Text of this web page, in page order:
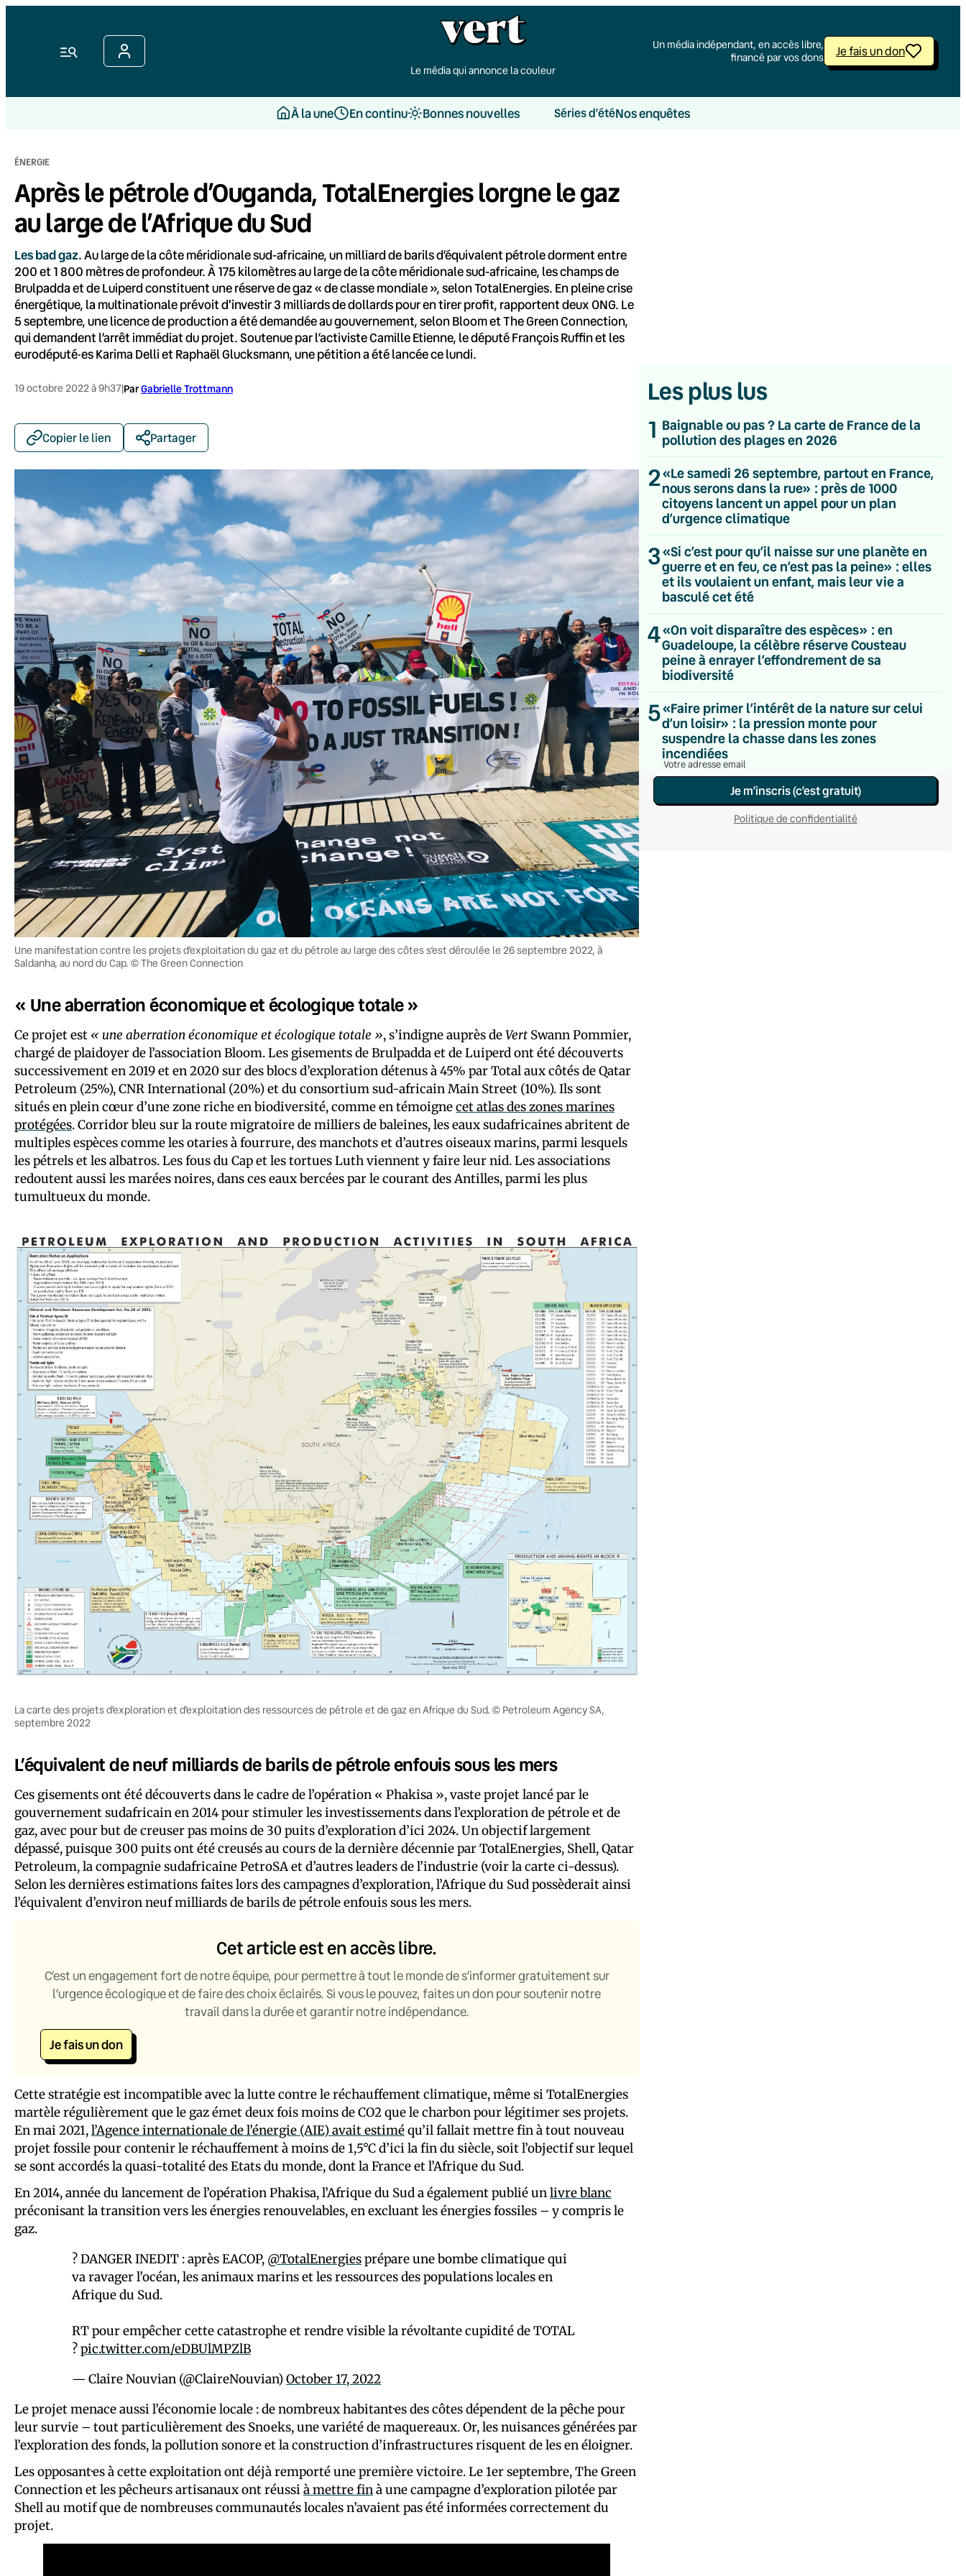
Menu
Le média qui annonce la couleur
Un média indépendant, en accès libre,
financé par vos dons
Je fais un don
À la une En continu Bonnes nouvelles Séries d’étéNos enquêtes
ÉNERGIE
Après le pétrole d’Ouganda, TotalEnergies lorgne le gaz
au large de l’Afrique du Sud
Les bad gaz.Au large de la côte méridionale sud-africaine, un milliard de barils d’équivalent pétrole dorment entre
200 et 1 800 mètres de profondeur. À 175 kilomètres au large de la côte méridionale sud-africaine, les champs de
Brulpadda et de Luiperd constituent une réserve de gaz « de classe mondiale », selon TotalEnergies. En pleine crise
énergétique, la multinationale prévoit d'investir 3 milliards de dollards pour en tirer profit, rapportent deux ONG. Le
5 septembre, une licence de production a été demandée au gouvernement, selon Bloom et The Green Connection,
qui demandent l’arrêt immédiat du projet. Soutenue par l’activiste Camille Etienne, le député François Ruffin et les
eurodéputé·es Karima Delli et Raphaël Glucksmann, une pétition a été lancée ce lundi.
19 octobre 2022 à 9h37|ParGabrielle Trottmann
Copier le lien Partager
Une manifestation contre les projets d’exploitation du gaz et du pétrole au large des côtes s’est déroulée le 26 septembre 2022, à
Saldanha, au nord du Cap. © The Green Connection
« Une aberration économique et écologique totale »
Ce projet est « une aberration économique et écologique totale », s’indigne auprès deVert Swann Pommier,
chargé de plaidoyer de l’association Bloom. Les gisements de Brulpadda et de Luiperd ont été découverts
successivement en 2019 et en 2020 sur des blocs d’exploration détenus à 45% par Total aux côtés de Qatar
Petroleum (25%), CNR International (20%) et du consortium sud-africain Main Street (10%). Ils sont
situés en plein cœur d’une zone riche en biodiversité, comme en témoignecet atlas des zones marines
protégées. Corridor bleu sur la route migratoire de milliers de baleines, les eaux sudafricaines abritent de
multiples espèces comme les otaries à fourrure, des manchots et d’autres oiseaux marins, parmi lesquels
les pétrels et les albatros. Les fous du Cap et les tortues Luth viennent y faire leur nid. Les associations
redoutent aussi les marées noires, dans ces eaux bercées par le courant des Antilles, parmi les plus
tumultueux du monde.
La carte des projets d’exploration et d’exploitation des ressources de pétrole et de gaz en Afrique du Sud. © Petroleum Agency SA,
septembre 2022
L’équivalent de neuf milliards de barils de pétrole enfouis sous les mers
Ces gisements ont été découverts dans le cadre de l’opération « Phakisa », vaste projet lancé par le
gouvernement sudafricain en 2014 pour stimuler les investissements dans l’exploration de pétrole et de
gaz, avec pour but de creuser pas moins de 30 puits d’exploration d’ici 2024. Un objectif largement
dépassé, puisque 300 puits ont été creusés au cours de la dernière décennie par TotalEnergies, Shell, Qatar
Petroleum, la compagnie sudafricaine PetroSA et d’autres leaders de l’industrie (voir la carte ci-dessus).
Selon les dernières estimations faites lors des campagnes d’exploration, l’Afrique du Sud possèderait ainsi
l’équivalent d’environ neuf milliards de barils de pétrole enfouis sous les mers.
Cet article est en accès libre.
C’est un engagement fort de notre équipe, pour permettre à tout le monde de s’informer gratuitement sur
l’urgence écologique et de faire des choix éclairés. Si vous le pouvez, faites un don pour soutenir notre
travail dans la durée et garantir notre indépendance.
Je fais un don
Cette stratégie est incompatible avec la lutte contre le réchauffement climatique, même si TotalEnergies
martèle régulièrement que le gaz émet deux fois moins de CO2 que le charbon pour légitimer ses projets.
En mai 2021,l’Agence internationale de l’énergie (AIE) avait estiméqu’il fallait mettre fin à tout nouveau
projet fossile pour contenir le réchauffement à moins de 1,5°C d’ici la fin du siècle, soit l’objectif sur lequel
se sont accordés la quasi-totalité des Etats du monde, dont la France et l’Afrique du Sud.
En 2014, année du lancement de l’opération Phakisa, l’Afrique du Sud a également publié unlivre blanc
préconisant la transition vers les énergies renouvelables, en excluant les énergies fossiles – y compris le
gaz.
? DANGER INEDIT : après EACOP, @TotalEnergiesprépare une bombe climatique qui
va ravager l’océan, les animaux marins et les ressources des populations locales en
Afrique du Sud.
RT pour empêcher cette catastrophe et rendre visible la révoltante cupidité de TOTAL
?pic.twitter.com/eDBUlMPZlB
— Claire Nouvian (@ClaireNouvian)October 17, 2022
Le projet menace aussi l’économie locale : de nombreux habitant·es des côtes dépendent de la pêche pour
leur survie – tout particulièrement des Snoeks, une variété de maquereaux. Or, les nuisances générées par
l’exploration des fonds, la pollution sonore et la construction d’infrastructures risquent de les en éloigner.
Les opposant·es à cette exploitation ont déjà remporté une première victoire. Le 1er septembre, The Green
Connection et les pêcheurs artisanaux ont réussi à mettre finà une campagne d’exploration pilotée par
Shell au motif que de nombreuses communautés locales n’avaient pas été informées correctement du
projet.
Les plus lus
1 Baignable ou pas ? La carte de France de la
pollution des plages en 2026
2«Le samedi 26 septembre, partout en France,
nous serons dans la rue» : près de 1000
citoyens lancent un appel pour un plan
d’urgence climatique
3«Si c’est pour qu’il naisse sur une planète en
guerre et en feu, ce n’est pas la peine» : elles
et ils voulaient un enfant, mais leur vie a
basculé cet été
4«On voit disparaître des espèces» : en
Guadeloupe, la célèbre réserve Cousteau
peine à enrayer l’effondrement de sa
biodiversité
5«Faire primer l’intérêt de la nature sur celui
d’un loisir» : la pression monte pour
suspendre la chasse dans les zones
incendiées
💌 Inscrivez-vous à nos newsletters
Quotidienne
Du lundi au vendredi
Hebdomadaire
Le samedi
Chaleurs Actuelles
Une fois par mois
C’était Mieux Après
Occasionnelle
Je m’inscris (c’est gratuit)
Politique de confidentialité